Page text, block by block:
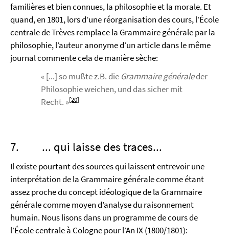
familières et bien connues, la philosophie et la morale. Et
quand, en 1801, lors d’une réorganisation des cours, l’École
centrale de Trèves remplace la Grammaire générale par la
philosophie, l’auteur anonyme d’un article dans le même
journal commente cela de manière sèche:
« [...] so mußte z.B. die Grammaire généraleder
Philosophie weichen, und das sicher mit
Recht. »[20]
7. ... qui laisse des traces...
Il existe pourtant des sources qui laissent entrevoir une
interprétation de la Grammaire générale comme étant
assez proche du concept idéologique de la Grammaire
générale comme moyen d’analyse du raisonnement
humain. Nous lisons dans un programme de cours de
l’École centrale à Cologne pour l’An IX (1800/1801):